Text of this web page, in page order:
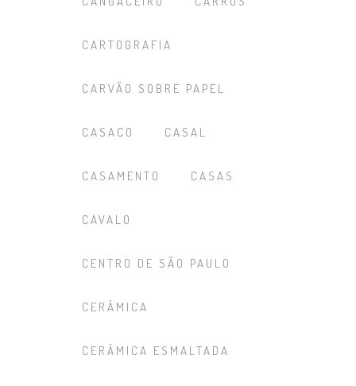
CARTOGRAFIA
CARVÃO SOBRE PAPEL
CASACO CASAL
CASAMENTO CASAS
CAVALO
CENTRO DE SÃO PAULO
CERÂMICA
CERÂMICA ESMALTADA